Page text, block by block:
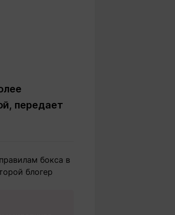
передает
бокса в
блогер